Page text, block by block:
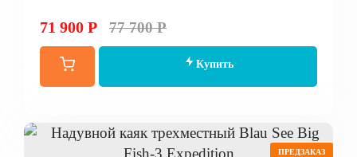
71 900 Р 77 700 Р
Купить
ПРЕДЗАКАЗ